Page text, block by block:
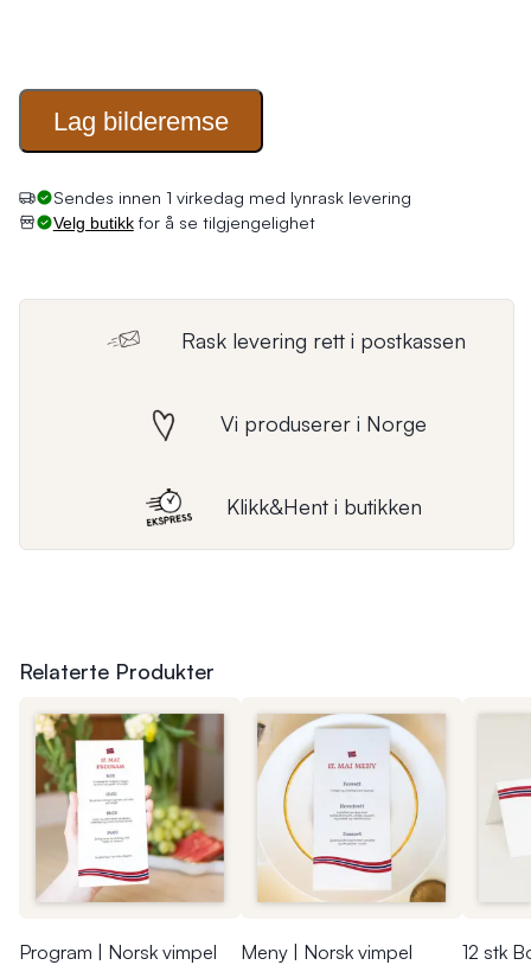
Lag bilderemse
Sendes innen 1 virkedag med lynrask levering
Velg butikkfor å se tilgjengelighet
Rask levering rett i postkassen
Vi produserer i Norge
Klikk&Hent i butikken
Relaterte Produkter
Program | Norsk vimpel Meny | Norsk vimpel
12 stk